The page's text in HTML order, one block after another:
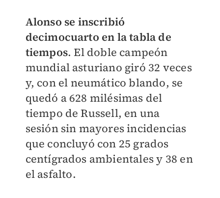
Alonso se inscribió
decimocuarto en la tabla de
tiempos. El doble campeón
mundial asturiano giró 32 veces
y, con el neumático blando, se
quedó a 628 milésimas del
tiempo de Russell, en una
sesión sin mayores incidencias
que concluyó con 25 grados
centígrados ambientales y 38 en
el asfalto.